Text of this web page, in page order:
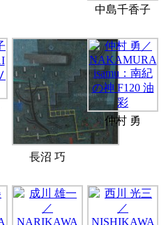
中島千香子
長沼 巧
仲村 勇